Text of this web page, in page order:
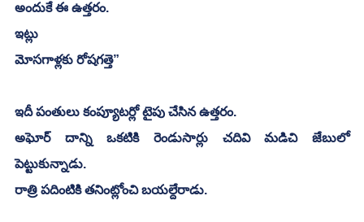
అందుకే ఈ ఉత్తరం.
ఇట్లు
మోసగాళ్లకు రోషగత్తె”
ఇదీ పంతులు కంప్యూటర్లో టైపు చేసిన ఉత్తరం.
అఘోర్ దాన్ని ఒకటికి రెండుసార్లు చదివి మడిచి జేబులో
పెట్టుకున్నాడు.
రాత్రి పదింటికి తనింట్లోంచి బయల్దేరాడు.